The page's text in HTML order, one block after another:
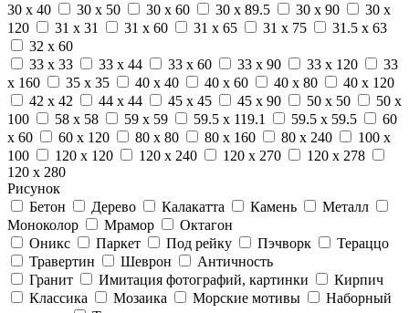
30 x 40
30 x 50 30 x 60 30 x 89.5 30 x 90
30 x
120
31 x 31 31 x 60 31 x 65 31 x 75
31.5 x 63
32 x 60
33 x 33
33 x 44 33 x 60 33 x 90 33 x 120
33
x 160
35 x 35 40 x 40 40 x 60 40 x 80
40 x 120
42 x 42
44 x 44 45 x 45 45 x 90 50 x 50
50 x
100
58 x 58 59 x 59 59.5 x 119.1 59.5 x 59.5
60
x 60
60 x 120 80 x 80 80 x 160 80 x 240
100 x
100
120 x 120 120 x 240 120 x 270
120 x 278
120 x 280
Рисунок
Бетон
Дерево Калакатта Камень
Металл
Моноколор
Мрамор
Октагон
Оникс
Паркет Под рейку Пэчворк
Тераццо
Травертин
Шеврон
Античность
Гранит
Имитация фотографий, картинки
Кирпич
Классика
Мозаика Морские мотивы
Наборный